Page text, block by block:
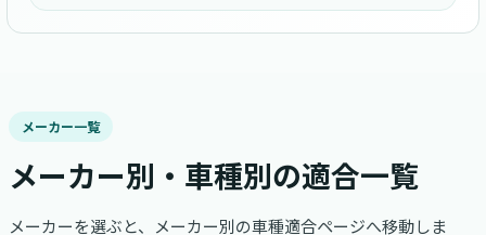
メーカー一覧
メーカー別・車種別の適合一覧
メーカーを選ぶと、メーカー別の車種適合ページへ移動しま